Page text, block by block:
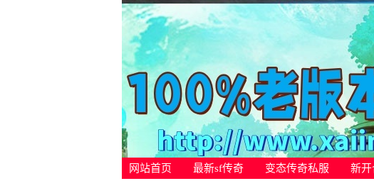
网站首页 最新sf传奇 变态传奇私服 新开